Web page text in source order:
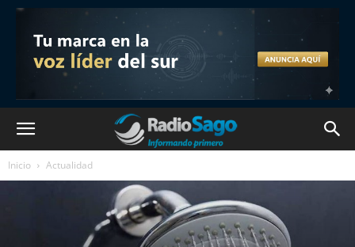
Inicio Actualidad